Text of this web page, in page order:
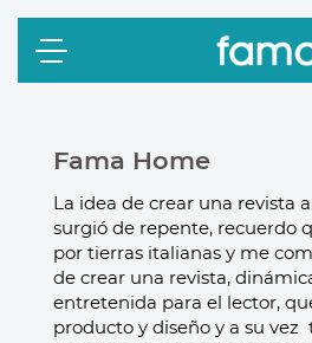
Fama Home
La idea de crear una revista
surgió de repente, recuerdo
por tierras italianas y me
de crear una revista,
entretenida para el lector,
producto y diseño y a su vez